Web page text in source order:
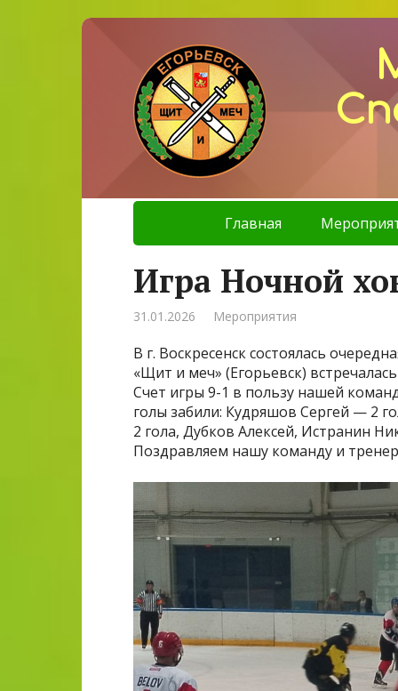
Главная
Игра Ночной
31.01.2026 Мероприятия
В г. Воскресенск состоялась
«Щит и меч» (Егорьевск)
Счет игры 9-1 в пользу нашей
голы забили: Кудряшов Сергей — 2
2 гола, Дубков Алексей, Истранин
Поздравляем нашу команду и